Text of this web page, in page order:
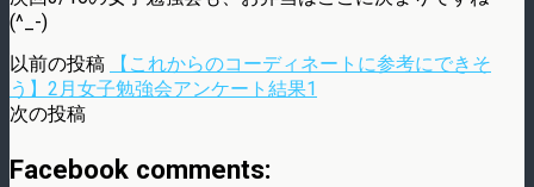
(^_-)
以前の投稿
【これからのコーディネートに参考にできそ
う】2月女子勉強会アンケート結果1
次の投稿
Facebook comments: